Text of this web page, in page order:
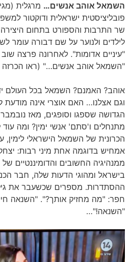
השמאל אוהב אנשים… מרגלית
פובליציסטית ישראלית ודוקטור
שר התרבות והספורט בתחום
"עיניים אדומות". לאחרונה פרצה
"השמאל אוהב אנשים…" (ראו
אוהב? האמנם? השמאל בכל העולם
וגם אצלנו… האם אוצרי אינה
מתנחלים ו'סתם' אנשי ימין? ומה
הכרונית של השמאל הישראלי לימין,
אמחיש בדוגמה אחת מיני רבות:
ממנהיגיה החשובים והדומיננטיים
בישראל ומהוגי הדעות שלה, חבר
חפר: "מה מחזיק אותך?". "השנאה
"השנאה!"…